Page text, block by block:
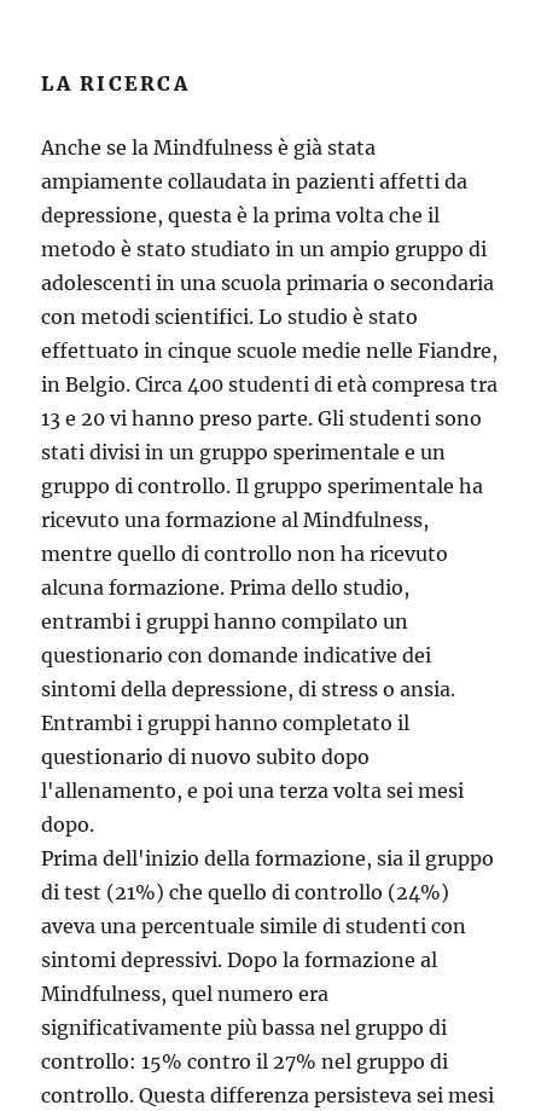
LA RICERCA
Anche se la Mindfulness è già stata
ampiamente collaudata in pazienti affetti da
depressione, questa è la prima volta che il
metodo è stato studiato in un ampio gruppo di
adolescenti in una scuola primaria o secondaria
con metodi scientifici. Lo studio è stato
effettuato in cinque scuole medie nelle Fiandre,
in Belgio. Circa 400 studenti di età compresa tra
13 e 20 vi hanno preso parte. Gli studenti sono
stati divisi in un gruppo sperimentale e un
gruppo di controllo. Il gruppo sperimentale ha
ricevuto una formazione al Mindfulness,
mentre quello di controllo non ha ricevuto
alcuna formazione. Prima dello studio,
entrambi i gruppi hanno compilato un
questionario con domande indicative dei
sintomi della depressione, di stress o ansia.
Entrambi i gruppi hanno completato il
questionario di nuovo subito dopo
l'allenamento, e poi una terza volta sei mesi
dopo.
Prima dell'inizio della formazione, sia il gruppo
di test (21%) che quello di controllo (24%)
aveva una percentuale simile di studenti con
sintomi depressivi. Dopo la formazione al
Mindfulness, quel numero era
significativamente più bassa nel gruppo di
controllo: 15% contro il 27% nel gruppo di
controllo. Questa differenza persisteva sei mesi